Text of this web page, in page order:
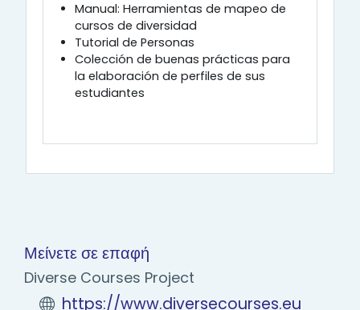
Manual: Herramientas de mapeo de
cursos de diversidad
Tutorial de Personas
Colección de buenas prácticas para
la elaboración de perfiles de sus
estudiantes
Μείνετε σε επαφή
Diverse Courses Project
https://www.diversecourses.eu